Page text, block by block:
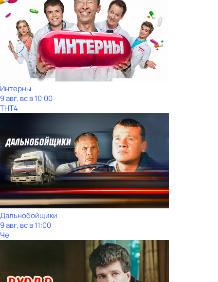
Интерны
9 авг, вс в 10:00
ТНТ4
Дальнобойщики
9 авг, вс в 11:00
Че